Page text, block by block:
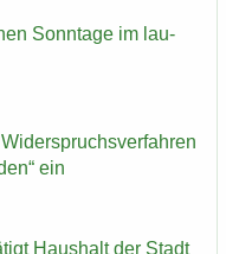
Sonn­ta­ge im lau­
ein
Haus­halt der Stadt